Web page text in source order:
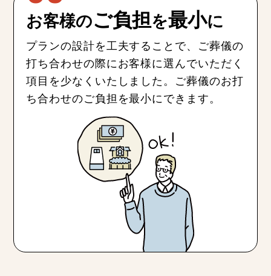
お客様のご負担を最小に
プランの設計を工夫することで、ご葬儀の
打ち合わせの際にお客様に選んでいただく
項目を少なくいたしました。ご葬儀のお打
ち合わせのご負担を最小にできます。